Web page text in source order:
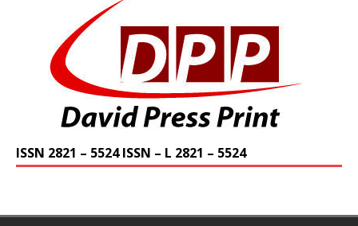
ISSN 2821 – 5524 ISSN – L 2821 – 5524